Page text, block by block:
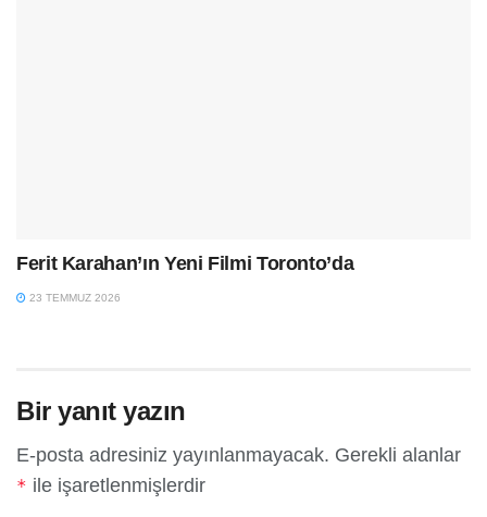
Ferit Karahan’ın Yeni Filmi Toronto’da
23 TEMMUZ 2026
Bir yanıt yazın
E-posta adresiniz yayınlanmayacak. Gerekli alanlar
* ile işaretlenmişlerdir